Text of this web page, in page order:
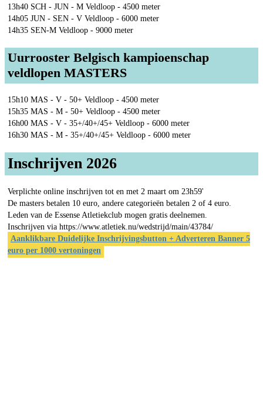
13h40 SCH - JUN - M Veldloop - 4500 meter
14h05 JUN - SEN - V Veldloop - 6000 meter
14h35 SEN-M Veldloop - 9000 meter
Uurrooster Belgisch kampioenschap
veldlopen MASTERS
15h10 MAS - V - 50+ Veldloop - 4500 meter
15h35 MAS - M - 50+ Veldloop - 4500 meter
16h00 MAS - V - 35+/40+/45+ Veldloop - 6000 meter
16h30 MAS - M - 35+/40+/45+ Veldloop - 6000 meter
Inschrijven 2026
Verplichte online inschrijven tot en met 2 maart om 23h59'
De masters betalen 10 euro, andere categorieën betalen 2 of 4 euro.
Leden van de Essense Atletiekclub mogen gratis deelnemen.
Inschrijven via https://www.atletiek.nu/wedstrijd/main/43784/
Aanklikbare Duidelijke Inschrijvingsbutton + Adverteren Banner 5
euro per 1000 vertoningen